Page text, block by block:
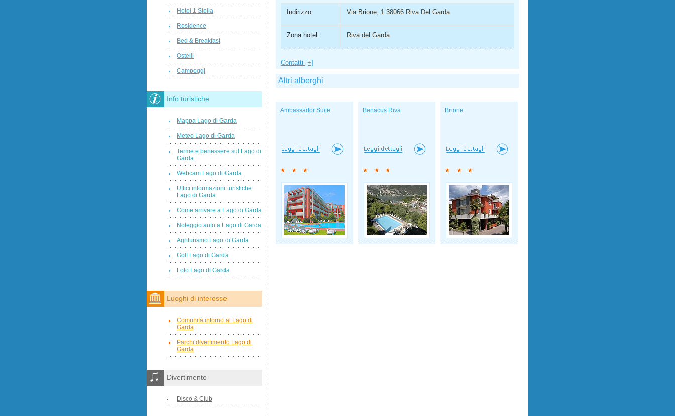
Indirizzo: Via Brione, 1 38066 Riva Del Garda
Zona hotel: Riva del Garda
Contatti [+]
Altri alberghi
Ambassador Suite Benacus Riva Brione
Hotel 1 Stella
Residence
Bed & Breakfast
Ostelli
Campeggi
Info turistiche
Mappa Lago di Garda
Meteo Lago di Garda
Terme e benessere sul Lago di
Garda
Webcam Lago di Garda
Uffici informazioni turistiche
Lago di Garda
Come arrivare a Lago di Garda
Noleggio auto a Lago di Garda
Agriturismo Lago di Garda
Golf Lago di Garda
Foto Lago di Garda
Luoghi di interesse
Comunità intorno al Lago di
Garda
Parchi divertimento Lago di
Garda
Divertimento
Disco & Club